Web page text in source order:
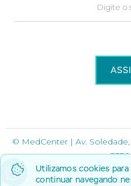
Utilizamos cookies
continuar navegando
© MedCenter | Av. Soledade,